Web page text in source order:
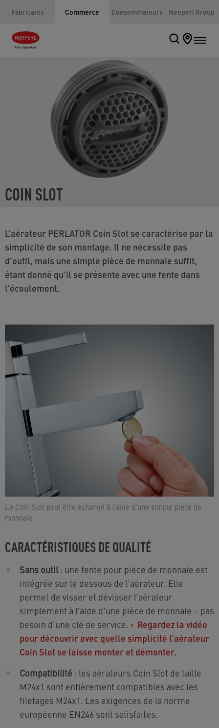
Fabricants Commerce Consommateurs Neoperl Group
COIN SLOT
L’aérateur PERLATOR Coin Slot se caractérise par la
simplicité de son montage. Il ne nécessite pas
d’outil, mais une simple pièce de monnaie suffit,
étant donné qu’il se présente avec une fente dans
l’écoulement.
Le Coin Slot peut être échangé à l’aide d’une simple pièce de
monnaie
CARACTÉRISTIQUES DE QUALITÉ
Sans outil : une fente pour pièce de monnaie est
intégrée sur le dessous de l’aérateur. Elle
permet de visser et dévisser l’aérateur
simplement à l’aide d’une pièce de monnaie – pas
besoin d’une clé de service. › Regardez la vidéo
pour découvrir avec quelle simplicité l’aérateur
Coin Slot se laisse monter et démonter.
Compatibilité : les aérateurs Coin Slot de taille
M24x1 sont entièrement compatibles avec les
filetages M24x1. Les exigences de la norme
européenne EN246 sont satisfaites.